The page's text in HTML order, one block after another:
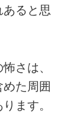
ると思
さは、
た周囲
ます。